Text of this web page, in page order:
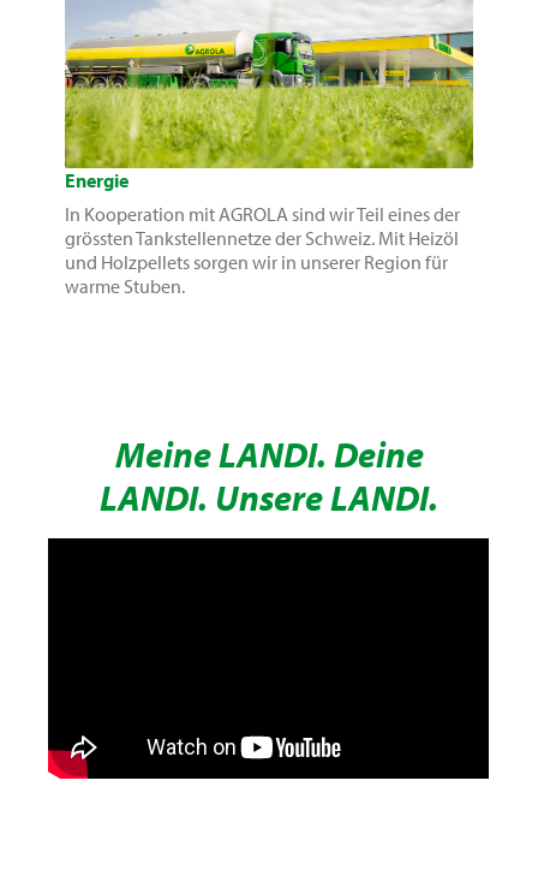
Energie
In Kooperation mit AGROLA sind wir Teil eines der
grössten Tankstellennetze der Schweiz. Mit Heizöl
und Holzpellets sorgen wir in unserer Region für
warme Stuben.
Meine LANDI. Deine
LANDI. Unsere LANDI.